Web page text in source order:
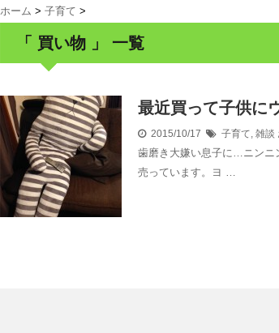
ホーム > 子育て >
「 買い物 」 一覧
最近買って子供に
2015/10/17 子育て 雑談
歯磨き大嫌い息子に…ニン
売っています。ヨ …